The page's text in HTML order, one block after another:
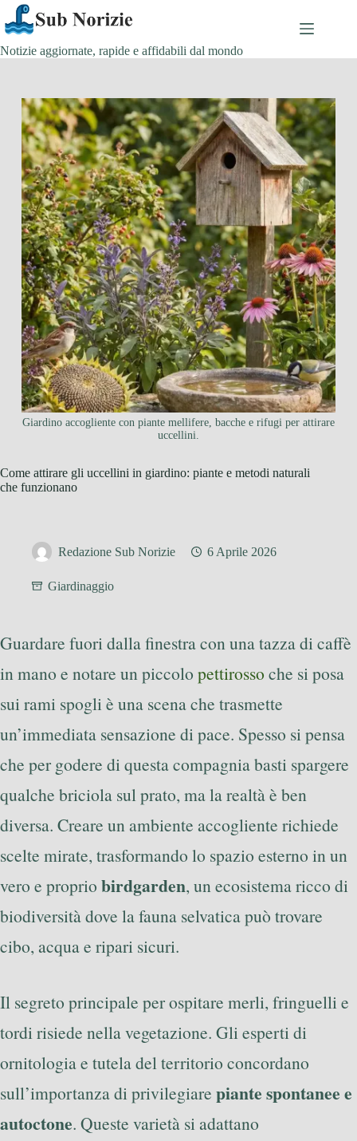
Salta
al
contenuto
Notizie aggiornate, rapide e affidabili dal mondo
Giardino accogliente con piante mellifere, bacche e rifugi per attirare
uccellini.
Come attirare gli uccellini in giardino: piante e metodi naturali
che funzionano
Redazione Sub Norizie 6 Aprile 2026
Giardinaggio
Guardare fuori dalla finestra con una tazza di caffè
in mano e notare un piccolo pettirosso che si posa
sui rami spogli è una scena che trasmette
un’immediata sensazione di pace. Spesso si pensa
che per godere di questa compagnia basti spargere
qualche briciola sul prato, ma la realtà è ben
diversa. Creare un ambiente accogliente richiede
scelte mirate, trasformando lo spazio esterno in un
vero e proprio birdgarden, un ecosistema ricco di
biodiversità dove la fauna selvatica può trovare
cibo, acqua e ripari sicuri.
Il segreto principale per ospitare merli, fringuelli e
tordi risiede nella vegetazione. Gli esperti di
ornitologia e tutela del territorio concordano
sull’importanza di privilegiare piante spontanee e
autoctone. Queste varietà si adattano